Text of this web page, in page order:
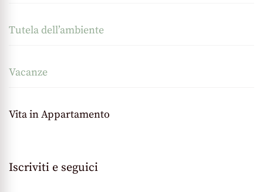
Tutela dell’ambiente
Vacanze
Vita in Appartamento
Iscriviti e seguici